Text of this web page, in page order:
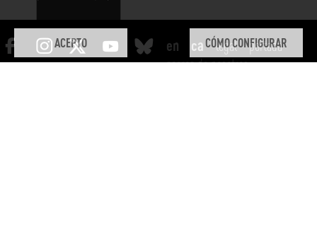
ACEPTO CÓMO CONFIGURAR
legal
portada
acerca de nosotros